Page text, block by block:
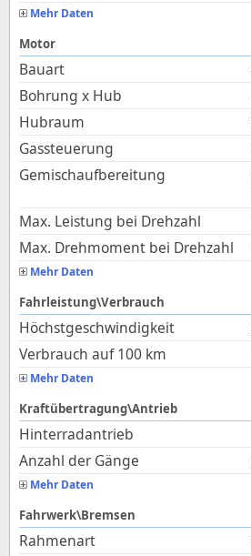
Mehr Daten
Motor
Bauart
Bohrung x Hub
Hubraum
Gassteuerung
Gemischaufbereitung
Max. Leistung bei Drehzahl
Max. Drehmoment bei Drehzahl
Mehr Daten
Fahrleistung\Verbrauch
Höchstgeschwindigkeit
Verbrauch auf 100 km
Mehr Daten
Kraftübertragung\Antrieb
Hinterradantrieb
Anzahl der Gänge
Mehr Daten
Fahrwerk\Bremsen
Rahmenart